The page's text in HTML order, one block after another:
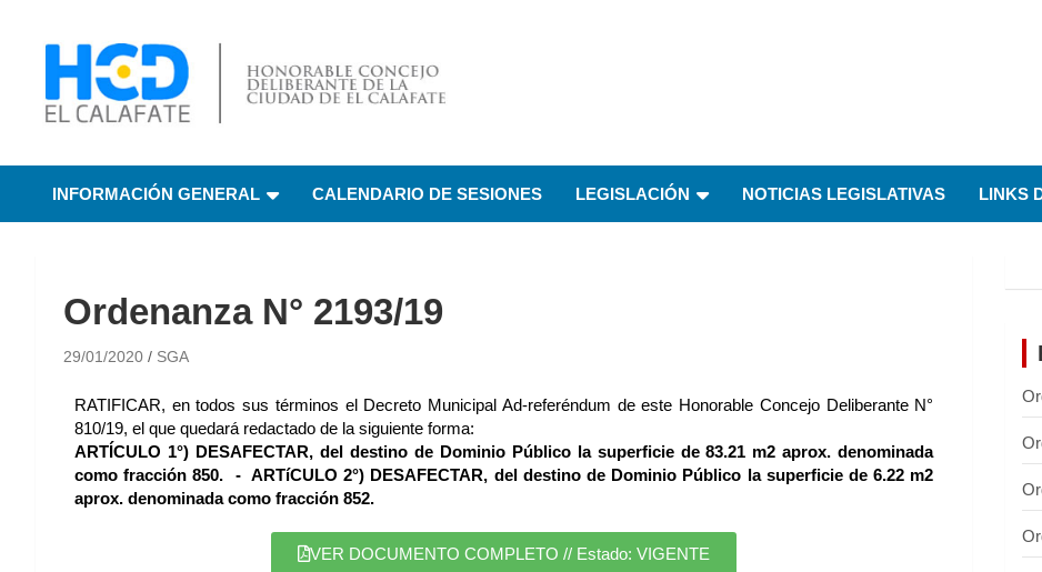
Honorable Concejo
Deliberante de El
INFORMACIÓN GENERAL CALENDARIO DE SESIONES LEGISLACIÓN NOTICIAS LEGISLATIVAS LINKS
Ordenanza N° 2193/19
29/01/2020 SGA
RATIFICAR, en todos sus términos el Decreto Municipal Ad-referéndum de este Honorable Concejo Deliberante N°
810/19, el que quedará redactado de la siguiente forma:
ARTÍCULO 1°) DESAFECTAR, del destino de Dominio Público la superficie de 83.21 m2 aprox. denominada
como fracción 850. - ARTíCULO 2°) DESAFECTAR, del destino de Dominio Público la superficie de 6.22 m2
aprox. denominada como fracción 852.
VER DOCUMENTO COMPLETO // Estado: VIGENTE